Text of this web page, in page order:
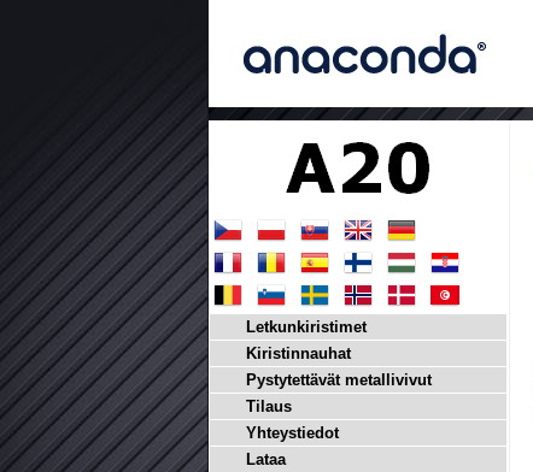
Letkunkiristimet
Kiristinnauhat
Pystytettävät metallivivut
Tilaus
Yhteystiedot
Lataa